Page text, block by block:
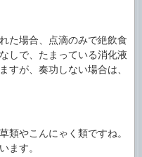
た場合、点滴のみで絶飲食
しで、たまっている消化液
すが、奏功しない場合は、
類やこんにゃく類ですね。
ます。